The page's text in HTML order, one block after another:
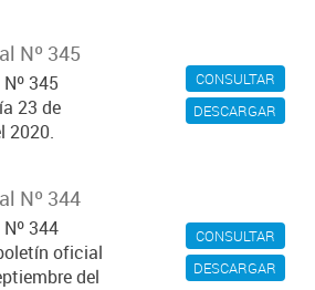
CONSULTAR
DESCARGAR
Nº 345
345
23 de
2020.
CONSULTAR
DESCARGAR
Nº 344
344
oficial
del